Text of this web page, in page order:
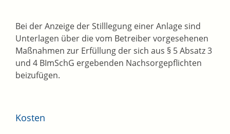
Bei der Anzeige der Stilllegung einer Anlage sind
Unterlagen über die vom Betreiber vorgesehenen
Maßnahmen zur Erfüllung der sich aus § 5 Absatz 3
und 4 BImSchG ergebenden Nachsorgepflichten
beizufügen.
Kosten